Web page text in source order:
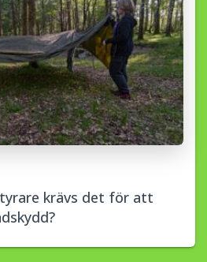
krävs det för att